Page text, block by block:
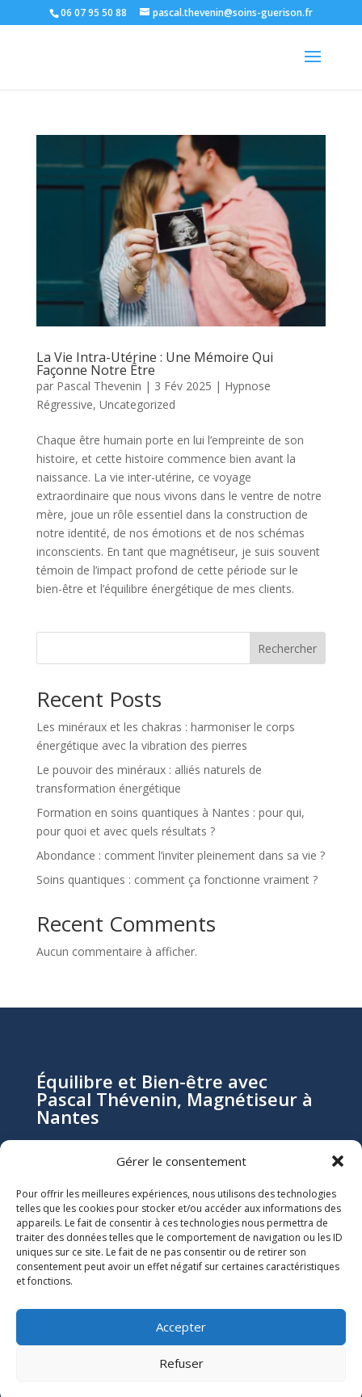
Gérer le consentement
Pour offrir les meilleures expériences, nous utilisons des technologies
telles que les cookies pour stocker et/ou accéder aux informations des
appareils. Le fait de consentir à ces technologies nous permettra de
traiter des données telles que le comportement de navigation ou les ID
uniques sur ce site. Le fait de ne pas consentir ou de retirer son
consentement peut avoir un effet négatif sur certaines caractéristiques
et fonctions.
Accepter
Refuser
06 07 95 50 88 pascal.thevenin@soins-guerison.fr
La Vie Intra-Utérine : Une Mémoire Qui
Façonne Notre Être
par Pascal Thevenin | 3 Fév 2025 | Hypnose
Régressive, Uncategorized
Chaque être humain porte en lui l’empreinte de son
histoire, et cette histoire commence bien avant la
naissance. La vie inter-utérine, ce voyage
extraordinaire que nous vivons dans le ventre de notre
mère, joue un rôle essentiel dans la construction de
notre identité, de nos émotions et de nos schémas
inconscients. En tant que magnétiseur, je suis souvent
témoin de l’impact profond de cette période sur le
bien-être et l’équilibre énergétique de mes clients.
Rechercher
Recent Posts
Les minéraux et les chakras : harmoniser le corps
énergétique avec la vibration des pierres
Le pouvoir des minéraux : alliés naturels de
transformation énergétique
Formation en soins quantiques à Nantes : pour qui,
pour quoi et avec quels résultats ?
Abondance : comment l’inviter pleinement dans sa vie ?
Soins quantiques : comment ça fonctionne vraiment ?
Recent Comments
Aucun commentaire à afficher.
Équilibre et Bien-être avec
Pascal Thévenin, Magnétiseur à
Nantes
Pascal Thévenin, magnétiseur et énergéticien à
Nantes, vous accompagne vers un mieux-être durable
grâce aux soins énergétiques. Que vous souffriez de
douleurs chroniques, de stress, ou de blocages
émotionnels, ses soins naturels et holistiques sont
conçus pour harmoniser votre énergie et restaurer
votre équilibre.
Informations Légales
Numéro SIRET :51118684300039
Mentions Légales